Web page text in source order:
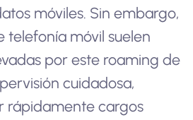
móviles. Sin embargo,
telefonía móvil suelen
por este roaming de
cuidadosa,
rápidamente cargos